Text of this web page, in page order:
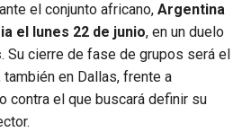
el conjunto africano, Argentina
el lunes 22 de junio, en un duelo
. Su cierre de fase de grupos será el
también en Dallas, frente a
contra el que buscará definir su